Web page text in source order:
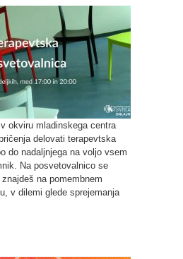
okviru mladinskega centra
delovati terapevtska
do nadaljnjega na voljo vsem
Na posvetovalnico se
na pomembnem
v dilemi glede sprejemanja